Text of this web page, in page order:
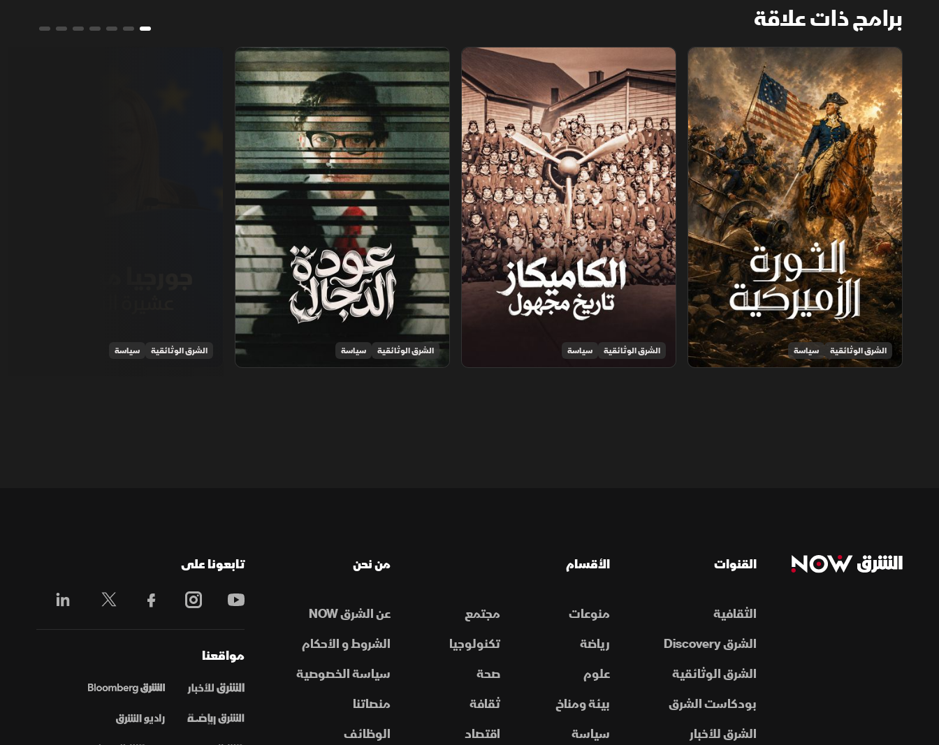
برامج ذات علاقة
الثورة الأميركية
الشرق الوثائقية سياسة
الكاميكاز.. تاريخ مجهول
الشرق الوثائقية سياسة
عودة الدجال
الشرق الوثائقية سياسة الشرق الوثائقية سياسة
القنوات
الثقافية
الشرق Discovery
الشرق الوثائقية
بودكاست الشرق
الشرق للأخبار
الأقسام
منوعات
مجتمع
رياضة
تكنولوجيا
علوم
صحة
بيئة ومناخ
ثقافة
سياسة
اقتصاد
من نحن
عن الشرق NOW
الشروط و الأحكام
سياسة الخصوصية
منصاتنا
الوظائف
تابعونا على
مواقعنا